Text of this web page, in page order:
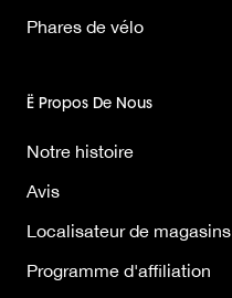
Phares de vélo
Ë Propos De Nous
Notre histoire
Avis
Localisateur de magasins
Programme d'affiliation